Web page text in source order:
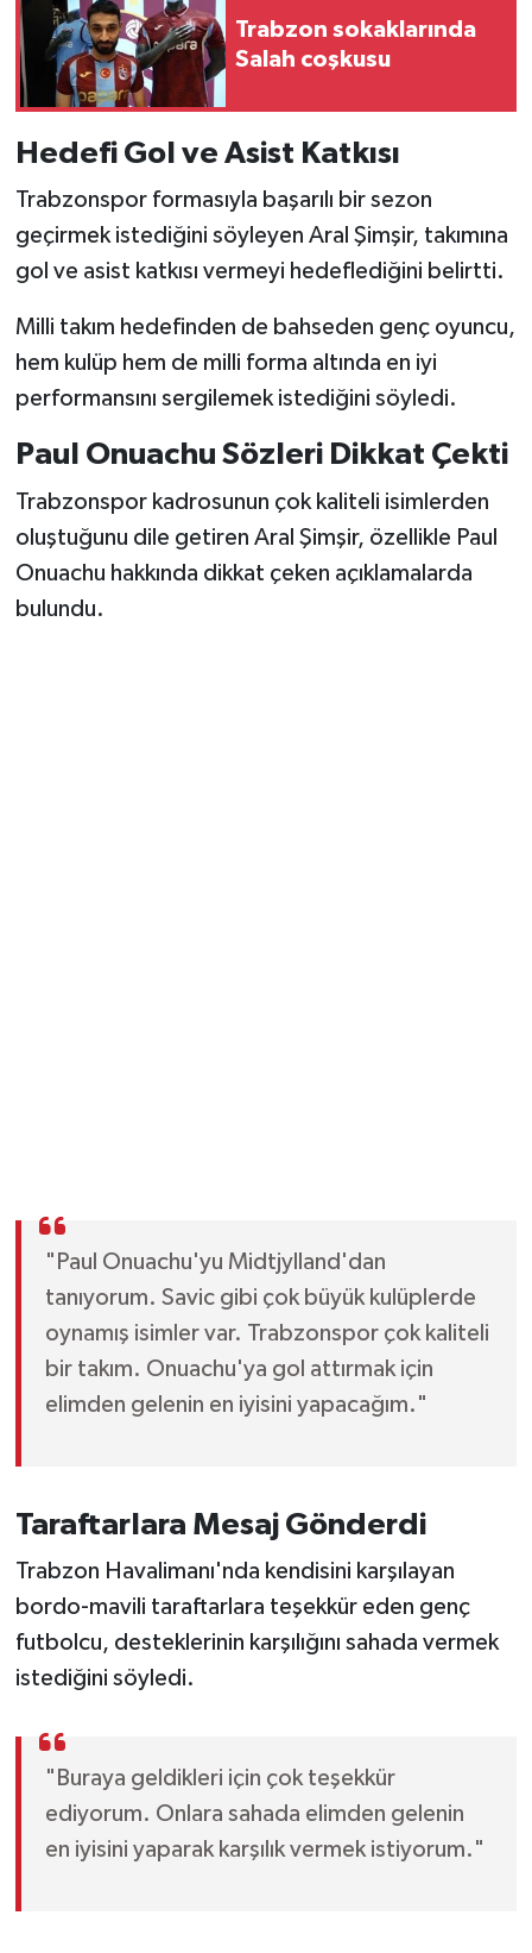
Trabzon sokaklarında
Salah coşkusu
Hedefi Gol ve Asist Katkısı
Trabzonspor formasıyla başarılı bir sezon
geçirmek istediğini söyleyen Aral Şimşir, takımına
gol ve asist katkısı vermeyi hedeflediğini belirtti.
Milli takım hedefinden de bahseden genç oyuncu,
hem kulüp hem de milli forma altında en iyi
performansını sergilemek istediğini söyledi.
Paul Onuachu Sözleri Dikkat Çekti
Trabzonspor kadrosunun çok kaliteli isimlerden
oluştuğunu dile getiren Aral Şimşir, özellikle Paul
Onuachu hakkında dikkat çeken açıklamalarda
bulundu.
"Paul Onuachu'yu Midtjylland'dan
tanıyorum. Savic gibi çok büyük kulüplerde
oynamış isimler var. Trabzonspor çok kaliteli
bir takım. Onuachu'ya gol attırmak için
elimden gelenin en iyisini yapacağım."
Taraftarlara Mesaj Gönderdi
Trabzon Havalimanı'nda kendisini karşılayan
bordo-mavili taraftarlara teşekkür eden genç
futbolcu, desteklerinin karşılığını sahada vermek
istediğini söyledi.
"Buraya geldikleri için çok teşekkür
ediyorum. Onlara sahada elimden gelenin
en iyisini yaparak karşılık vermek istiyorum."